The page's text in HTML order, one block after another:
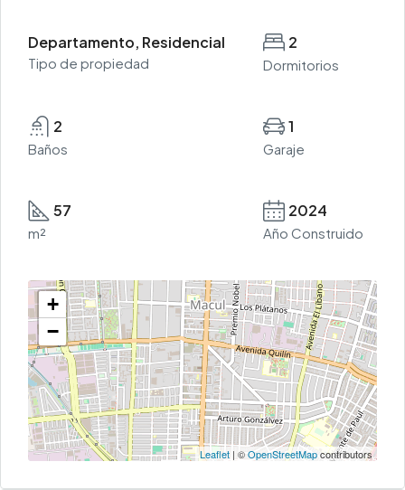
Departamento, Residencial
Tipo de propiedad
2
Dormitorios
2
Baños
1
Garaje
57
m²
2024
Año Construido
+
−
Leaflet | ©OpenStreetMapcontributors